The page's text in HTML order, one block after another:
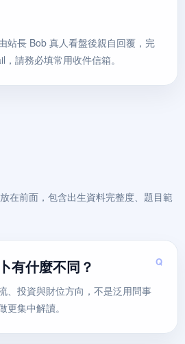
站長 Bob 真人看盤後親自回覆，完
請務必填常用收件信箱。
在前面，包含出生資料完整度、題目範
有什麼不同？
、投資與財位方向，不是泛用問事
集中解讀。